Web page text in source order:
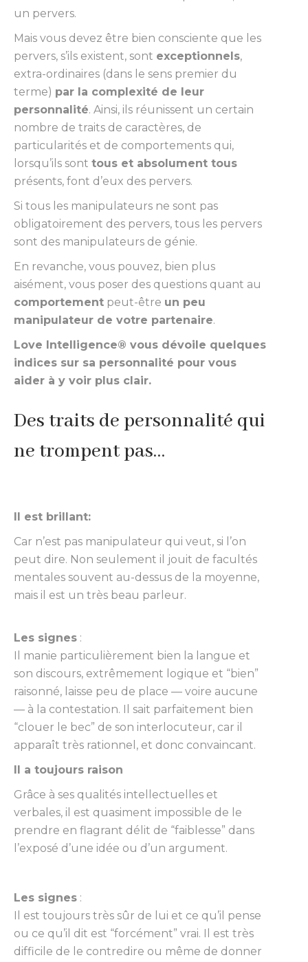
un pervers.
Mais vous devez être bien consciente que les
pervers, s’ils existent, sont exceptionnels,
extra-ordinaires (dans le sens premier du
terme) par la complexité de leur
personnalité. Ainsi, ils réunissent un certain
nombre de traits de caractères, de
particularités et de comportements qui,
lorsqu’ils sont tous et absolument tous
présents, font d’eux des pervers.
Si tous les manipulateurs ne sont pas
obligatoirement des pervers, tous les pervers
sont des manipulateurs de génie.
En revanche, vous pouvez, bien plus
aisément, vous poser des questions quant au
comportement peut-être un peu
manipulateur de votre partenaire.
Love Intelligence® vous dévoile quelques
indices sur sa personnalité pour vous
aider à y voir plus clair.
Des traits de personnalité qui
ne trompent pas…
Il est brillant:
Car n’est pas manipulateur qui veut, si l’on
peut dire. Non seulement il jouit de facultés
mentales souvent au-dessus de la moyenne,
mais il est un très beau parleur.
Les signes :
Il manie particulièrement bien la langue et
son discours, extrêmement logique et “bien”
raisonné, laisse peu de place — voire aucune
— à la contestation. Il sait parfaitement bien
“clouer le bec” de son interlocuteur, car il
apparaît très rationnel, et donc convaincant.
Il a toujours raison
Grâce à ses qualités intellectuelles et
verbales, il est quasiment impossible de le
prendre en flagrant délit de “faiblesse” dans
l’exposé d’une idée ou d’un argument.
Les signes :
Il est toujours très sûr de lui et ce qu’il pense
ou ce qu’il dit est “forcément” vrai. Il est très
difficile de le contredire ou même de donner